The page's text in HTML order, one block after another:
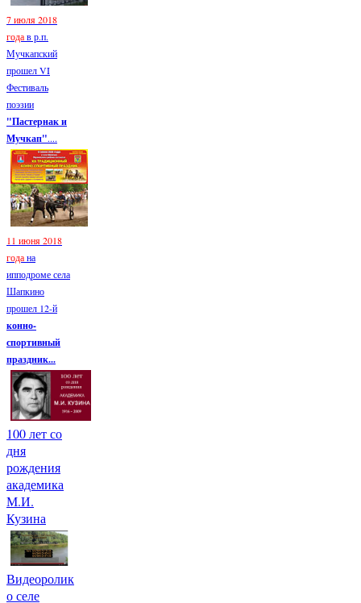
7 июля 2018
годав р.п.
Мучкапский
прошел VI
Фестиваль
поэзии
"Пастернак и
Мучкап"....
11 июня 2018
годана
ипподроме села
Шапкино
прошел 12-й
конно-
спортивный
праздник...
100 лет со
дня
рождения
академика
М.И.
Кузина
Видеоролик
о селе